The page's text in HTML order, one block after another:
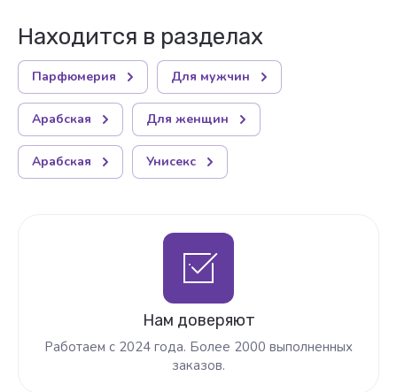
Находится в разделах
Парфюмерия Для мужчин
Арабская Для женщин
Арабская Унисекс
Нам доверяют
Работаем с 2024 года. Более 2000 выполненных
заказов.